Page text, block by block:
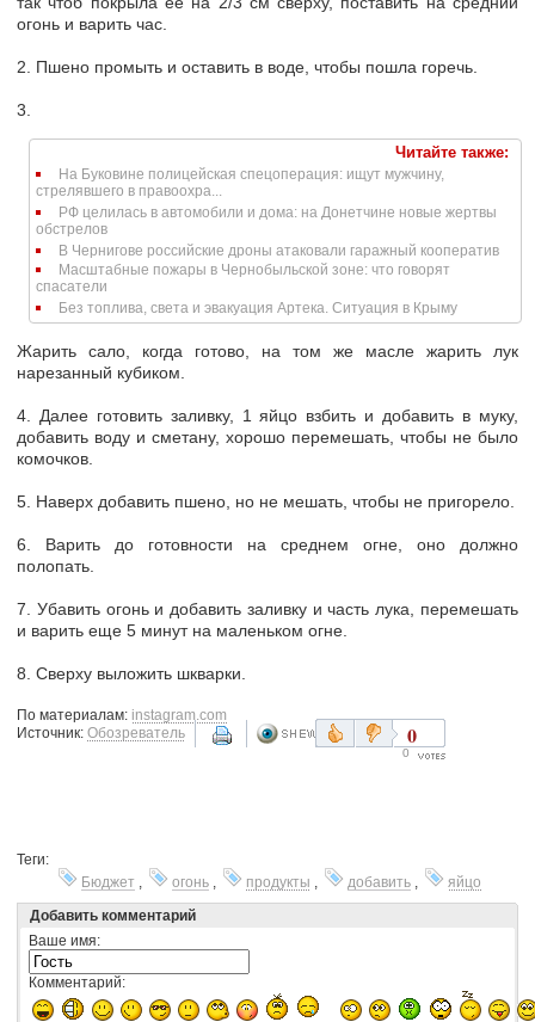
огонь и варить час.
2. Пшено промыть и оставить в воде, чтобы пошла горечь.
3.
Читайте также:
На Буковине полицейская спецоперация: ищут мужчину,
стрелявшего в правоохра...
РФ целилась в автомобили и дома: на Донетчине новые жертвы
обстрелов
В Чернигове российские дроны атаковали гаражный кооператив
Масштабные пожары в Чернобыльской зоне: что говорят
спасатели
Без топлива, света и эвакуация Артека. Ситуация в Крыму
Жарить сало, когда готово, на том же масле жарить лук
нарезанный кубиком.
4. Далее готовить заливку, 1 яйцо взбить и добавить в муку,
добавить воду и сметану, хорошо перемешать, чтобы не было
комочков.
5. Наверх добавить пшено, но не мешать, чтобы не пригорело.
6. Варить до готовности на среднем огне, оно должно
полопать.
7. Убавить огонь и добавить заливку и часть лука, перемешать
и варить еще 5 минут на маленьком огне.
8. Сверху выложить шкварки.
По материалам: instagram.com
Источник: Обозреватель 0
0
Теги:
Бюджет , огонь , продукты , добавить ,
яйцо
Добавить комментарий
Ваше имя:
Комментарий: